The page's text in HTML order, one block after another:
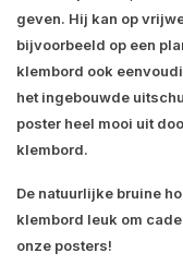
geven. Hij kan op
bijvoorbeeld op een
klembord ook
het ingebouwde
poster heel mooi uit
klembord.
De natuurlijke bruine
klembord leuk om
onze posters!